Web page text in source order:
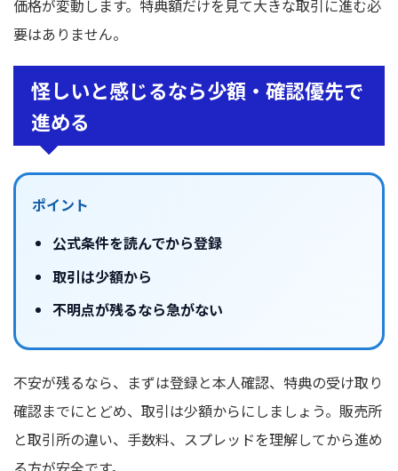
価格が変動します。特典額だけを見て大きな取引に進む必
要はありません。
怪しいと感じるなら少額・確認優先で
進める
ポイント
公式条件を読んでから登録
取引は少額から
不明点が残るなら急がない
不安が残るなら、まずは登録と本人確認、特典の受け取り
確認までにとどめ、取引は少額からにしましょう。販売所
と取引所の違い、手数料、スプレッドを理解してから進め